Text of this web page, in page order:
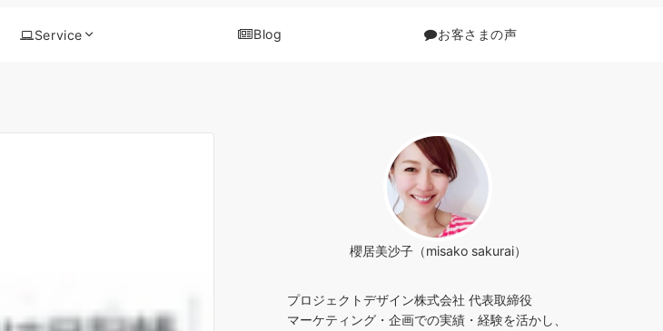
Service Blog お客さまの声
櫻居美沙子（misako sakurai）
プロジェクトデザイン株式会社 代表取締役
マーケティング・企画での実績・経験を活かし、